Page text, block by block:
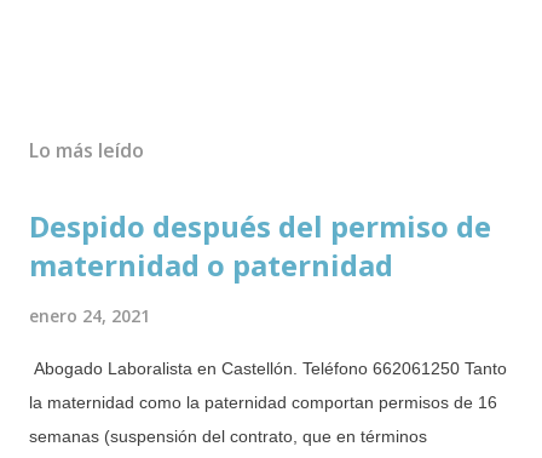
Lo más leído
Despido después del permiso de
maternidad o paternidad
enero 24, 2021
Abogado Laboralista en Castellón. Teléfono 662061250 Tanto
la maternidad como la paternidad comportan permisos de 16
semanas (suspensión del contrato, que en términos